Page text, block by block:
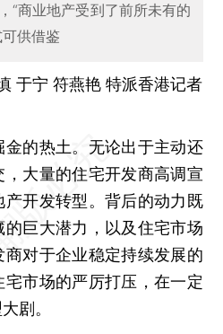
“商业地产受到了前所未有的
供借鉴
于宁 符燕艳 特派香港记者
的热土。无论出于主动还
大量的住宅开发商高调宣
开发转型。背后的动力既
巨大潜力，以及住宅市场
对于企业稳定持续发展的
市场的严厉打压，在一定
剧。